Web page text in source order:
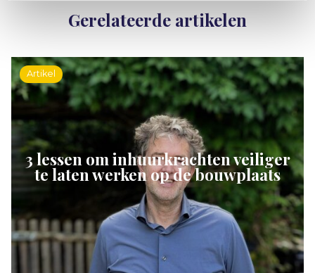
Gerelateerde artikelen
Artikel
3 lessen om inhuurkrachten veiliger
te laten werken op de bouwplaats